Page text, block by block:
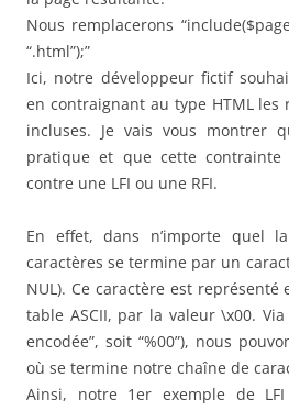
Nous remplacerons
“.html”);”
Ici, notre développeur fictif
en contraignant au type HTML les
incluses. Je vais vous montrer
pratique et que cette
contre une LFI ou une RFI.
En effet, dans n’importe quel
caractères se termine par un
NUL). Ce caractère est représenté
table ASCII, par la valeur \x00.
encodée”, soit “%00”), nous
où se termine notre chaîne de
Ainsi, notre 1er exemple de